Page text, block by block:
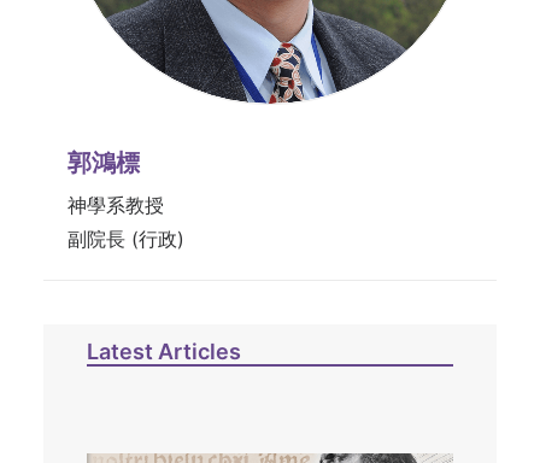
郭鴻標
神學系教授
副院長 (行政)
Latest Articles